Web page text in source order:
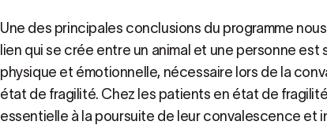
Une des principales conclusions du programme
lien qui se crée entre un animal et une personne
physique et émotionnelle, nécessaire lors de la
état de fragilité. Chez les patients en état de
essentielle à la poursuite de leur convalescence et